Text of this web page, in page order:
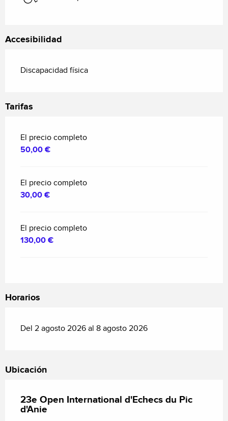
Accesibilidad
Discapacidad física
Tarifas
El precio completo
50,00 €
El precio completo
30,00 €
El precio completo
130,00 €
Horarios
Del 2 agosto 2026 al 8 agosto 2026
Ubicación
23e Open International d'Echecs du Pic
d'Anie